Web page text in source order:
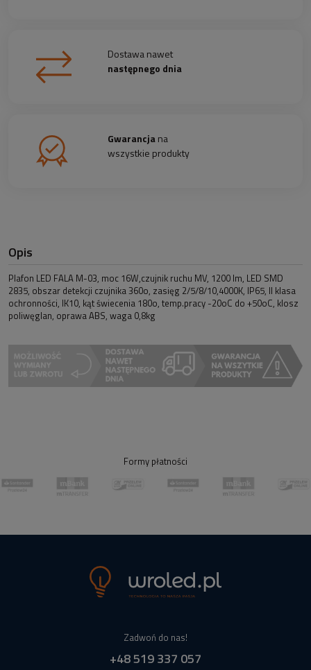
Dostawa nawet
następnego dnia
Gwarancjana
wszystkie produkty
Opis
Plafon LED FALA M-03, moc 16W,czujnik ruchu MV, 1200 lm, LED SMD
2835, obszar detekcji czujnika 360o, zasięg 2/5/8/10,4000K, IP65, II klasa
ochronności, IK10, kąt świecenia 180o, temp.pracy -20oC do +50oC, klosz
poliwęglan, oprawa ABS, waga 0,8kg
Formy płatności
Zadwoń do nas!
+48 519 337 057